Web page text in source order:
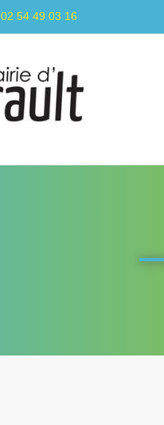
02 54 49 03 16